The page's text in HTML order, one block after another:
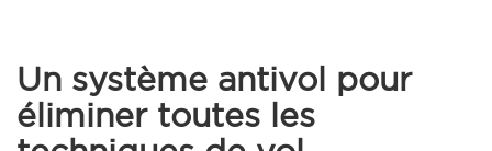
Un système antivol pour
éliminer toutes les